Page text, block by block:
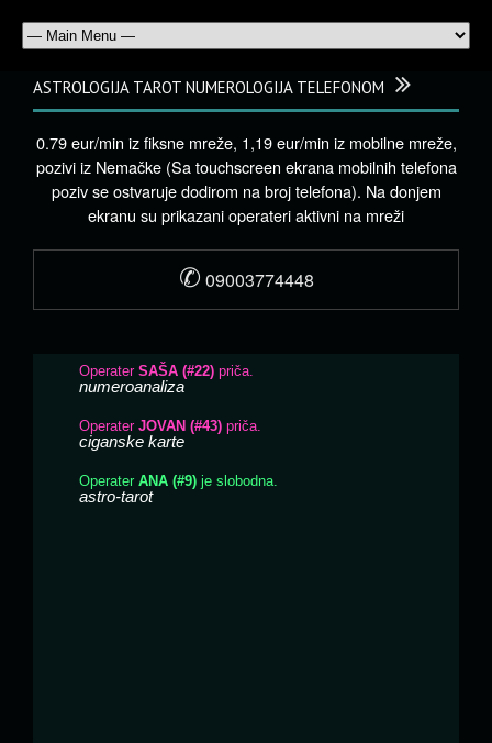
ASTROLOGIJA TAROT NUMEROLOGIJA TELEFONOM
0.79 eur/min iz fiksne mreže, 1,19 eur/min iz mobilne mreže,
pozivi iz Nemačke (Sa touchscreen ekrana mobilnih telefona
poziv se ostvaruje dodirom na broj telefona). Na donjem
ekranu su prikazani operateri aktivni na mreži
✆ 09003774448